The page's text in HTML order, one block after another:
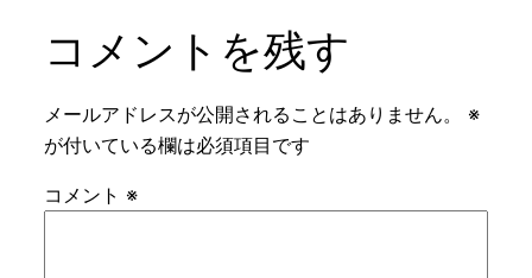
コメントを残す
メールアドレスが公開されることはありません。
※
が付いている欄は必須項目です
コメント ※